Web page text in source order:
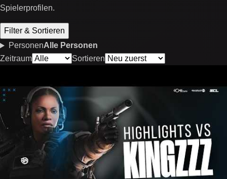
Spielerprofilen.
Filter & Sortieren
PersonenAlle Personen
Zeitraum
Sortieren